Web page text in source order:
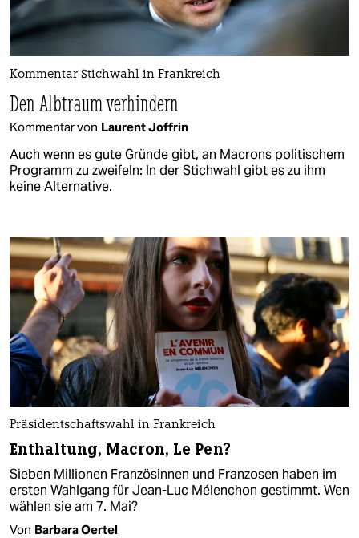
Kommentar Stichwahl in Frankreich
Den Albtraum verhindern
Kommentar von Laurent Joffrin
Auch wenn es gute Gründe gibt, an Macrons politischem
Programm zu zweifeln: In der Stichwahl gibt es zu ihm
keine Alternative.
Präsidentschaftswahl in Frankreich
Enthaltung, Macron, Le Pen?
Sieben Millionen Französinnen und Franzosen haben im
ersten Wahlgang für Jean-Luc Mélenchon gestimmt. Wen
wählen sie am 7. Mai?
Von Barbara Oertel